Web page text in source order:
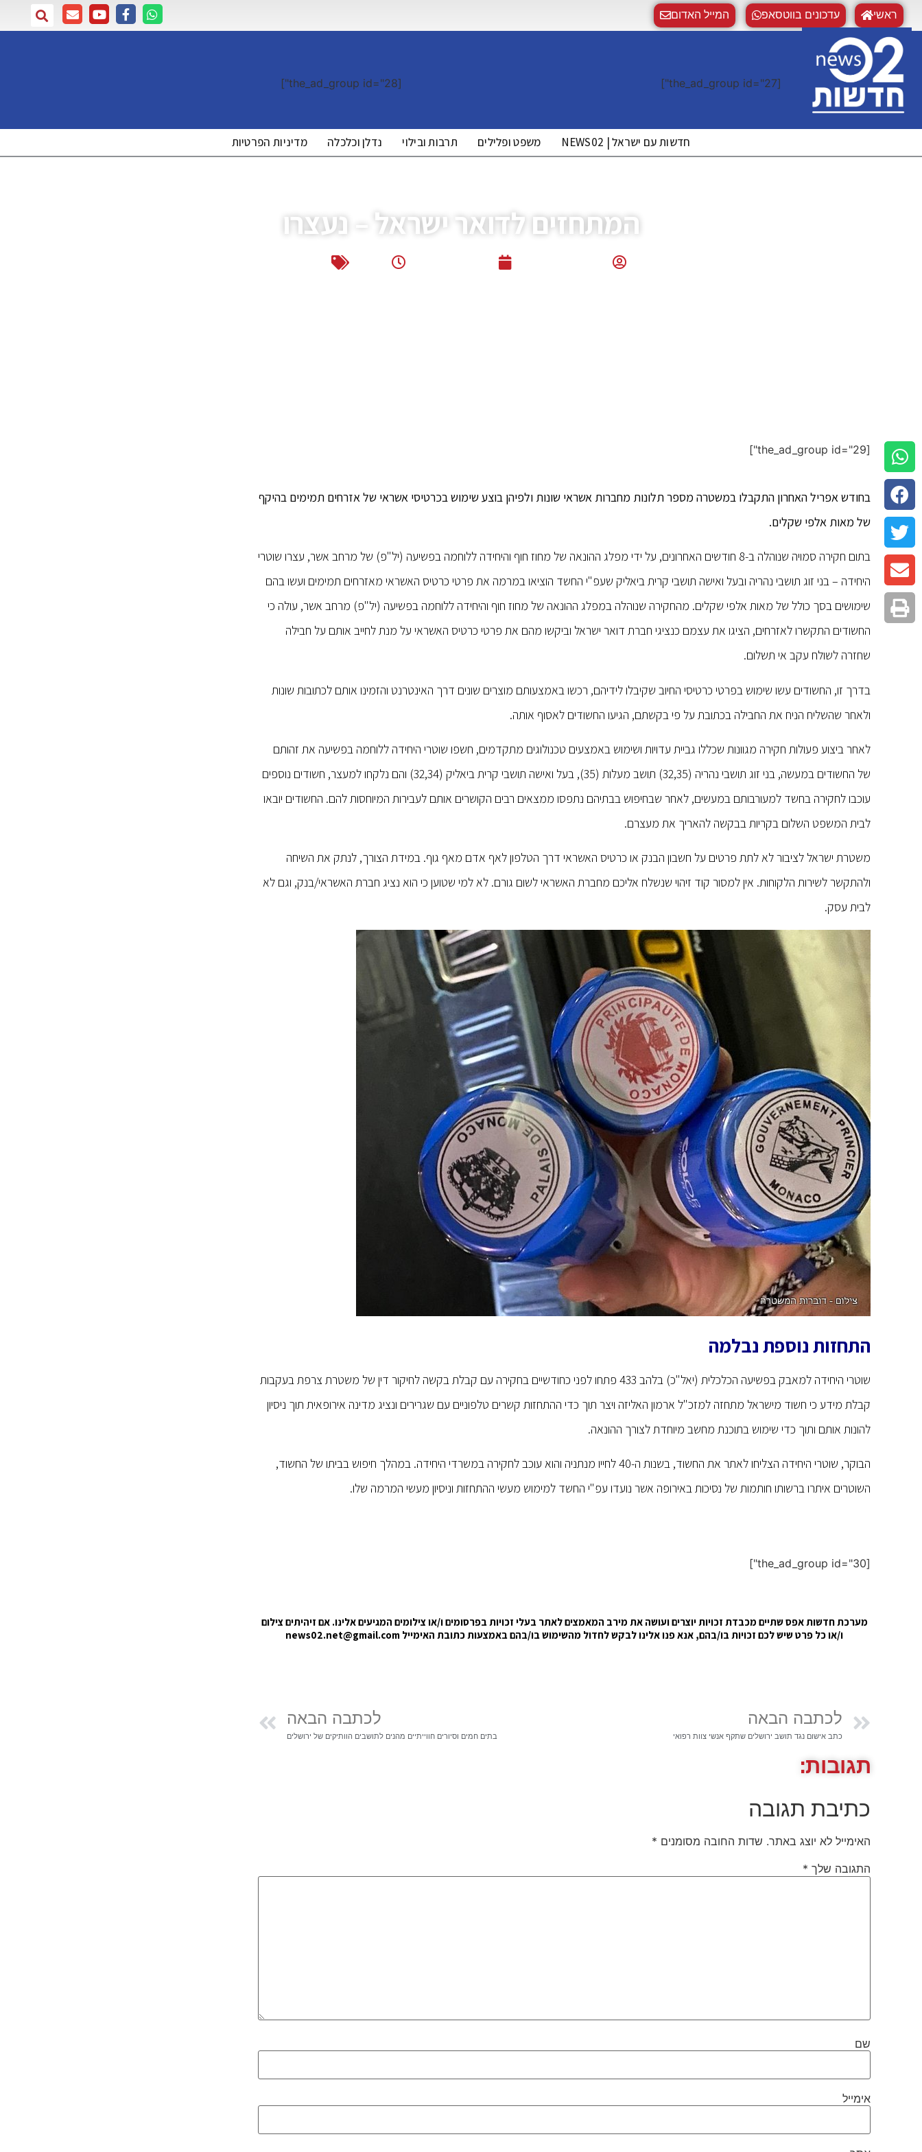
ראשי עדכונים בווטסאפ המייל האדום
[the_ad_group id="27"]
[the_ad_group id="28"]
חדשות עם ישראל | NEWS02 משפט ופלילים תרבות ובילוי נדלן וכלכלה מדיניות הפרטיות
המתחזים לדואר ישראל – נעצרו
חדשות
[the_ad_group id="29"]
בחודש אפריל האחרון התקבלו במשטרה מספר תלונות מחברות אשראי שונות ולפיהן בוצע שימוש בכרטיסי אשראי של אזרחים תמימים בהיקף
של מאות אלפי שקלים.
בתום חקירה סמויה שנוהלה ב-8 חודשים האחרונים, על ידי מפלג ההונאה של מחוז חוף והיחידה ללוחמה בפשיעה (יל"פ) של מרחב אשר, עצרו שוטרי
היחידה – בני זוג תושבי נהריה ובעל ואישה תושבי קרית ביאליק שעפ"י החשד הוציאו במרמה את פרטי כרטיס האשראי מאזרחים תמימים ועשו בהם
שימושים בסך כולל של מאות אלפי שקלים. מהחקירה שנוהלה במפלג ההונאה של מחוז חוף והיחידה ללוחמה בפשיעה (יל"פ) מרחב אשר, עולה כי
החשודים התקשרו לאזרחים, הציגו את עצמם כנציגי חברת דואר ישראל וביקשו מהם את פרטי כרטיס האשראי על מנת לחייב אותם על חבילה
שחזרה לשולח עקב אי תשלום.
בדרך זו, החשודים עשו שימוש בפרטי כרטיסי החיוב שקיבלו לידיהם, רכשו באמצעותם מוצרים שונים דרך האינטרנט והזמינו אותם לכתובות שונות
ולאחר שהשליח הניח את החבילה בכתובת על פי בקשתם, הגיעו החשודים לאסוף אותה.
לאחר ביצוע פעולות חקירה מגוונות שכללו גביית עדויות ושימוש באמצעים טכנולוגים מתקדמים, חשפו שוטרי היחידה ללוחמה בפשיעה את זהותם
של החשודים במעשה, בני זוג תושבי נהריה (32,35) תושב מעלות (35), בעל ואישה תושבי קרית ביאליק (32,34) והם נלקחו למעצר, חשודים נוספים
עוכבו לחקירה בחשד למעורבותם במעשים, לאחר שבחיפוש בבתיהם נתפסו ממצאים רבים הקושרים אותם לעבירות המיוחסות להם. החשודים יובאו
לבית המשפט השלום בקריות בבקשה להאריך את מעצרם.
משטרת ישראל לציבור לא לתת פרטים על חשבון הבנק או כרטיס האשראי דרך הטלפון לאף אדם מאף גוף. במידת הצורך, לנתק את השיחה
ולהתקשר לשירות הלקוחות. אין למסור קוד זיהוי שנשלח אליכם מחברת האשראי לשום גורם. לא למי שטוען כי הוא נציג חברת האשראי/בנק, וגם לא
לבית עסק.
התחזות נוספת נבלמה
שוטרי היחידה למאבק בפשיעה הכלכלית (יאל"כ) בלהב 433 פתחו לפני כחודשיים בחקירה עם קבלת בקשה לחיקור דין של משטרת צרפת בעקבות
קבלת מידע כי חשוד מישראל מתחזה למזכ"ל ארמון האליזה ויצר תוך כדי ההתחזות קשרים טלפוניים עם שגרירים ונציג מדינה אירופאית תוך ניסיון
להונות אותם ותוך כדי שימוש בתוכנת מחשב מיוחדת לצורך ההונאה.
הבוקר, שוטרי היחידה הצליחו לאתר את החשוד, בשנות ה-40 לחייו מנתניה והוא עוכב לחקירה במשרדי היחידה. במהלך חיפוש בביתו של החשוד,
השוטרים איתרו ברשותו חותמות של נסיכות באירופה אשר נועדו עפ"י החשד למימוש מעשי ההתחזות וניסיון מעשי המרמה שלו.
[the_ad_group id="30"]
מערכת חדשות אפס שתיים מכבדת זכויות יוצרים ועושה את מירב המאמצים לאתר בעלי זכויות בפרסומים ו/או צילומים המגיעים אלינו. אם זיהיתים צילום
ו/או כל פרט שיש לכם זכויות בו/בהם, אנא פנו אלינו לבקש לחדול מהשימוש בו/בהם באמצעות כתובת האימייל news02.net@gmail.com
לכתבה הבאה
כתב אישום נגד תושב ירושלים שתקף אנשי צוות רפואי
לכתבה הבאה
בתים חמים וסיורים חווייתיים מהנים לתושבים הוותיקים של ירושלים
תגובות:
כתיבת תגובה
האימייל לא יוצג באתר. שדות החובה מסומנים *
התגובה שלך *
שם
אימייל